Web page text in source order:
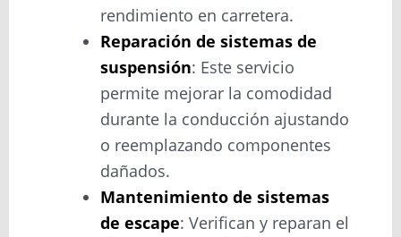
rendimiento en carretera.
Reparación de sistemas de
suspensión: Este servicio
permite mejorar la comodidad
durante la conducción ajustando
o reemplazando componentes
dañados.
Mantenimiento de sistemas
de escape: Verifican y reparan el